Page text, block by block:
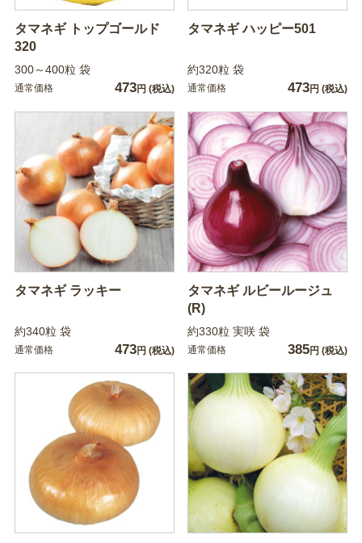
タマネギ トップゴールド
320
300～400粒 袋
通常価格 473円 (税込)
タマネギ ハッピー501
約320粒 袋
通常価格 473円 (税込)
タマネギ ラッキー
約340粒 袋
通常価格 473円 (税込)
タマネギ ルビールージュ
(R)
約330粒 実咲 袋
通常価格 385円 (税込)